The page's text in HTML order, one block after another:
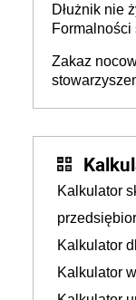
Dłużnik nie
zmarłego
Zakaz
Kalkulator
Kalkulator
Kalkulator